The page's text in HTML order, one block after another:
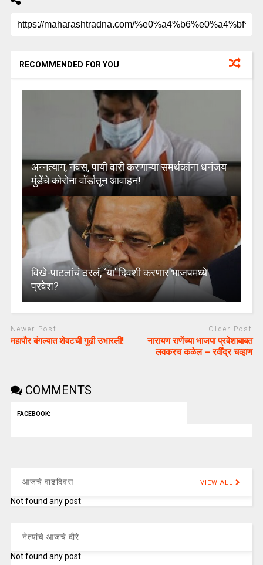
RECOMMENDED FOR YOU
अन्नत्याग, नवस, पायी वारी करणाऱ्या समर्थकांना धनंजय
मुंडेंचे कोरोना वॉर्डातून आवाहन!
विखे-पाटलांचं ठरलं, ‘या’ दिवशी करणार भाजपमध्ये
प्रवेश?
Newer Post
महापौर बंगल्यात शेवटची गुढी उभारली!
Older Post
नारायण राणेंच्या भाजपा प्रवेशाबाबत
लवकरच कळेल – रवींद्र चव्हाण
COMMENTS
FACEBOOK:
आजचे वाढदिवस VIEW ALL
Not found any post
नेत्यांचे आजचे दौरे
Not found any post